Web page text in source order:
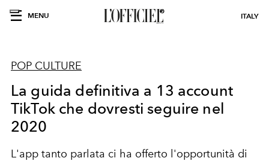
MENU ITALY
POP CULTURE
La guida definitiva a 13 account
TikTok che dovresti seguire nel
2020
L'app tanto parlata ci ha offerto l'opportunità di